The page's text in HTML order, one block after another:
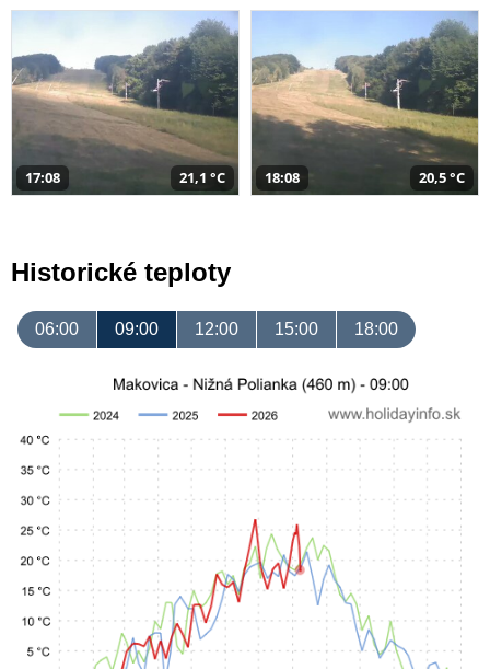
17:08 21,1 °C 18:08 20,5 °C
Historické teploty
06:00 09:00 12:00 15:00 18:00